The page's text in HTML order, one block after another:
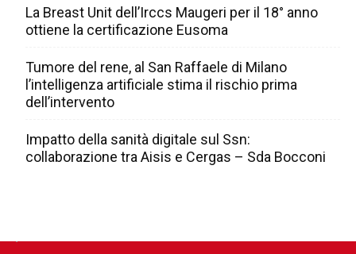
La Breast Unit dell’Irccs Maugeri per il 18° anno
ottiene la certificazione Eusoma
Tumore del rene, al San Raffaele di Milano
l’intelligenza artificiale stima il rischio prima
dell’intervento
Impatto della sanità digitale sul Ssn:
collaborazione tra Aisis e Cergas – Sda Bocconi